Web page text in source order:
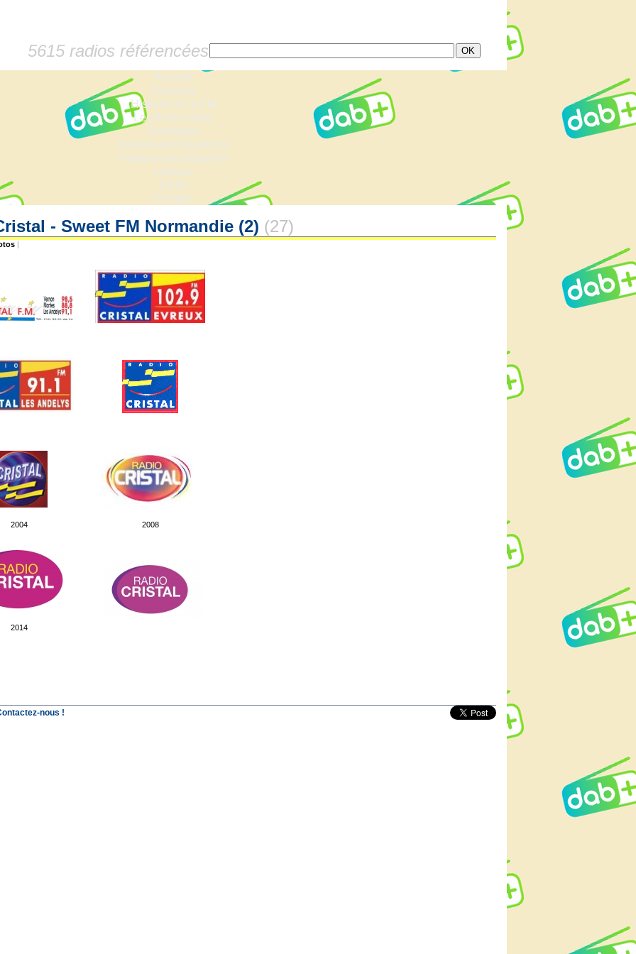
5615 radios référencées
Accueil
Dossiers
Histoire de la FM
Les fiches radio
Sondages
Anciennes fréquences
Fréquences actuelles
Lexique
Liens
Contact
- Sweet FM Normandie (2) (27)
|
2004 2008
2014
nous !